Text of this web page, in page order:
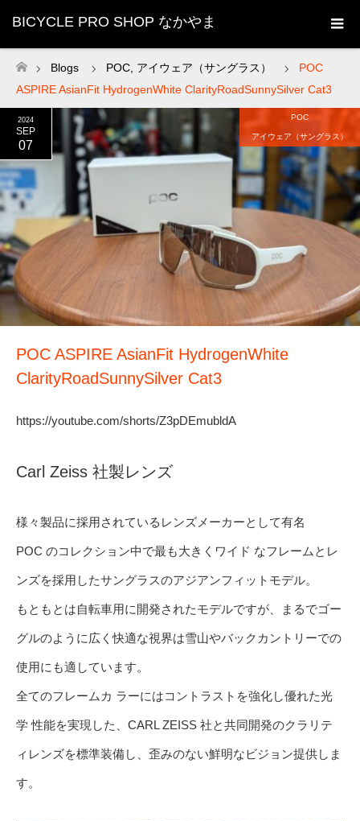
BICYCLE PRO SHOP なかやま
ホーム
Blogs POC アイウェア（サングラス）
POC
ASPIRE AsianFit HydrogenWhite ClarityRoadSunnySilver Cat3
2024
SEP
07
POC
アイウェア（サングラス）
POC ASPIRE AsianFit HydrogenWhite
ClarityRoadSunnySilver Cat3
https://youtube.com/shorts/Z3pDEmubldA
Carl Zeiss 社製レンズ
様々製品に採用されているレンズメーカーとして有名
POC のコレクション中で最も大きくワイド なフレームとレ
ンズを採用したサングラスのアジアンフィットモデル。
もともとは自転車用に開発されたモデルですが、まるでゴー
グルのように広く快適な視界は雪山やバックカントリーでの
使用にも適しています。
全てのフレームカ ラーにはコントラストを強化し優れた光
学 性能を実現した、CARL ZEISS 社と共同開発のクラリテ
ィレンズを標準装備し、歪みのない鮮明なビジョン提供しま
す。